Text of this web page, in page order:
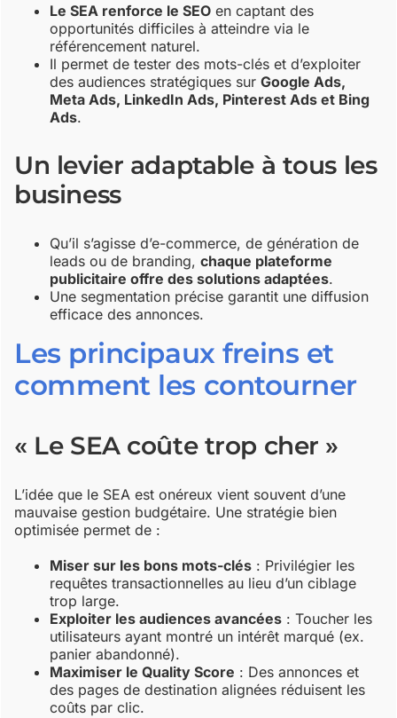
Le SEA renforce le SEO en captant des
opportunités difficiles à atteindre via le
référencement naturel.
Il permet de tester des mots-clés et d’exploiter
des audiences stratégiques surGoogle Ads,
Meta Ads, LinkedIn Ads, Pinterest Ads et Bing
Ads.
Un levier adaptable à tous les
business
Qu’il s’agisse d’e-commerce, de génération de
leads ou de branding,chaque plateforme
publicitaire offre des solutions adaptées.
Une segmentation précise garantit une diffusion
efficace des annonces.
Les principaux freins et
comment les contourner
« Le SEA coûte trop cher »
L’idée que le SEA est onéreux vient souvent d’une
mauvaise gestion budgétaire. Une stratégie bien
optimisée permet de :
Miser sur les bons mots-clés : Privilégier les
requêtes transactionnelles au lieu d’un ciblage
trop large.
Exploiter les audiences avancées : Toucher les
utilisateurs ayant montré un intérêt marqué (ex.
panier abandonné).
Maximiser le Quality Score : Des annonces et
des pages de destination alignées réduisent les
coûts par clic.